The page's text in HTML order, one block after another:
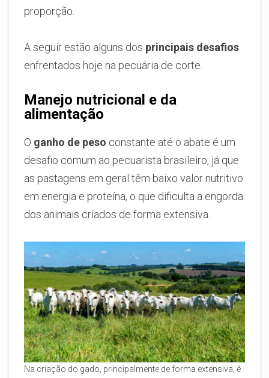
proporção.
A seguir estão alguns dos principais desafios
enfrentados hoje na pecuária de corte.
Manejo nutricional e da
alimentação
O ganho de peso constante até o abate é um
desafio comum ao pecuarista brasileiro, já que
as pastagens em geral têm baixo valor nutritivo
em energia e proteína, o que dificulta a engorda
dos animais criados de forma extensiva.
Na criação do gado, principalmente de forma extensiva, é